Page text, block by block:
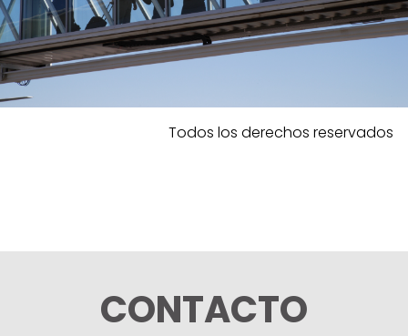
Todos los derechos reservados
CONTACTO